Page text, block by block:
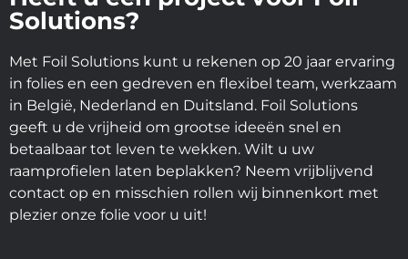
Solutions?
Met Foil Solutions kunt u rekenen op 20 jaar ervaring
in folies en een gedreven en flexibel team, werkzaam
in België, Nederland en Duitsland. Foil Solutions
geeft u de vrijheid om grootse ideeën snel en
betaalbaar tot leven te wekken. Wilt u uw
raamprofielen laten beplakken? Neem vrijblijvend
contact op en misschien rollen wij binnenkort met
plezier onze folie voor u uit!